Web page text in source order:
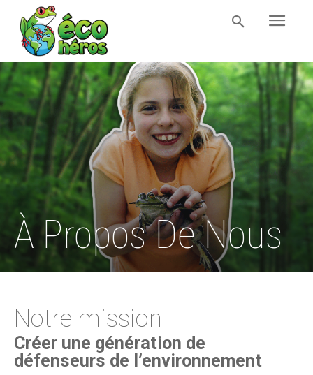
À Propos De Nous
Notre mission
Créer une génération de
défenseurs de l’environnement